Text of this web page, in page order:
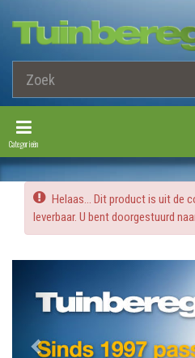
Toggle Navigation
Categorieën
Helaas... Dit product is uit de
leverbaar. U bent doorgestuurd